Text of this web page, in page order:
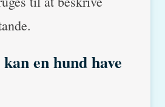
en hund have